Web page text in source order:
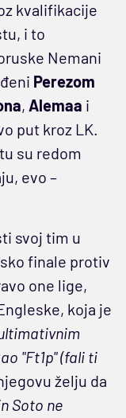
kvalifikacije
i to
Nemani
Perezom
, Alemaa i
put kroz LK.
su redom
evo –
svoj tim u
finale protiv
one lige,
koja je
"Ft1p" (fali ti
želju da
Soto ne